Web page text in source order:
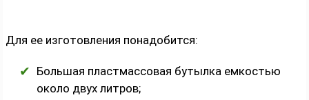
Для ее изготовления понадобится:
Большая пластмассовая бутылка емкостью
около двух литров;